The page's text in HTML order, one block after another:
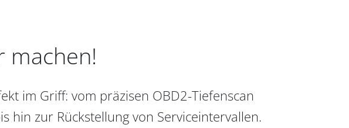
machen!
im Griff: vom präzisen OBD2-Tiefenscan
hin zur Rückstellung von Serviceintervallen.